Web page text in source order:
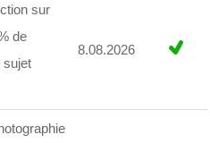
sur
de
sujet
8.08.2026